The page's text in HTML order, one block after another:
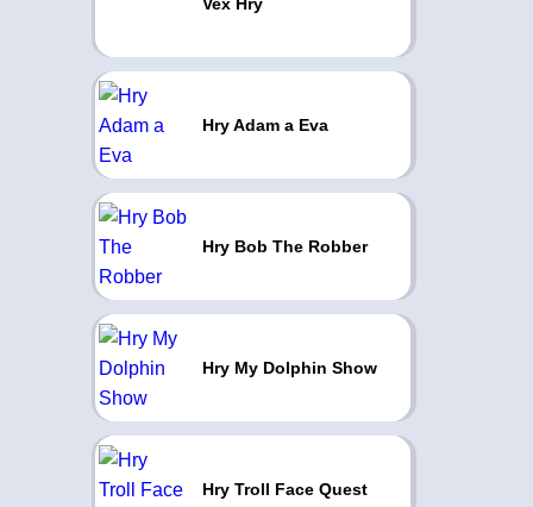
Hry Adam a Eva
Hry Bob The Robber
Hry My Dolphin Show
Hry Troll Face Quest